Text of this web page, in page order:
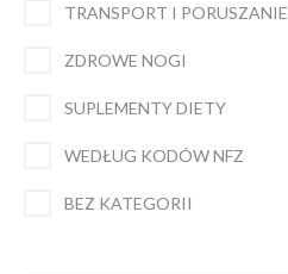
TRANSPORT I PORUSZANIE
ZDROWE NOGI
SUPLEMENTY DIETY
WEDŁUG KODÓW NFZ
BEZ KATEGORII